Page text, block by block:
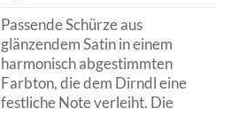
Passende Schürze aus
glänzendem Satin in einem
harmonisch abgestimmten
Farbton, die dem Dirndl eine
festliche Note verleiht. Die